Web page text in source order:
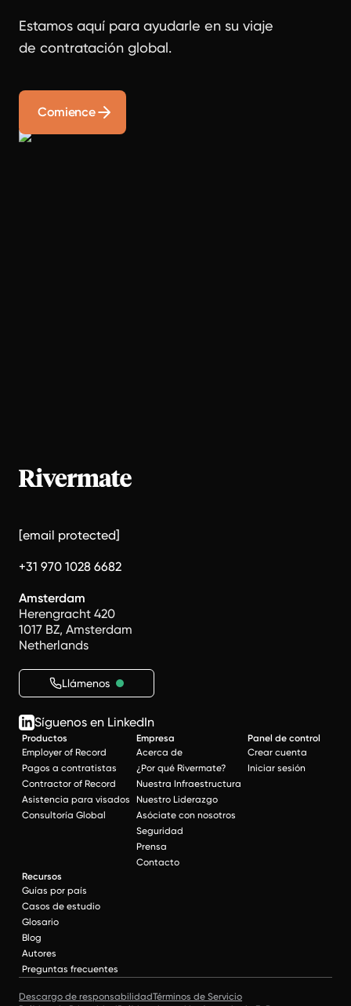
Estamos aquí para ayudarle en su viaje
de contratación global.
Comience
[email protected]
+31 970 1028 6682
Amsterdam
Herengracht 420
1017 BZ, Amsterdam
Netherlands
Llámenos
Síguenos en LinkedIn
Productos
Employer of Record
Pagos a contratistas
Contractor of Record
Asistencia para visados
Consultoría Global
Empresa
Acerca de
¿Por qué Rivermate?
Nuestra Infraestructura
Nuestro Liderazgo
Asóciate con nosotros
Seguridad
Prensa
Contacto
Panel de control
Crear cuenta
Iniciar sesión
Recursos
Guías por país
Casos de estudio
Glosario
Blog
Autores
Preguntas frecuentes
Descargo de responsabilidadTérminos de Servicio